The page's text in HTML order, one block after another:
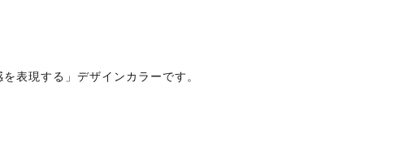
表現する」デザインカラーです。